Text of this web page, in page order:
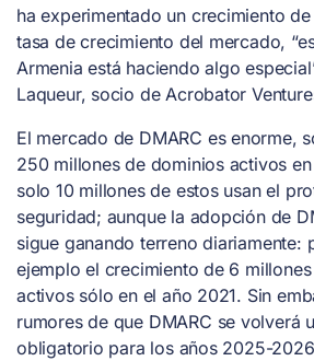
ha experimentado un crecimiento
tasa de crecimiento del mercado,
Armenia está haciendo algo
Laqueur, socio de Acrobator
El mercado de DMARC es enorme,
250 millones de dominios activos
solo 10 millones de estos usan el
seguridad; aunque la adopción de
sigue ganando terreno diariamente:
ejemplo el crecimiento de 6
activos sólo en el año 2021. Sin
rumores de que DMARC se volverá
obligatorio para los años 2025-